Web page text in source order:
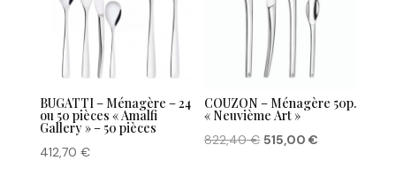
BUGATTI – Ménagère – 24
ou 50 pièces « Amalfi
Gallery » – 50 pièces
412,70 €
COUZON – Ménagère 50p.
« Neuvième Art »
822,40€ Le
515,00€